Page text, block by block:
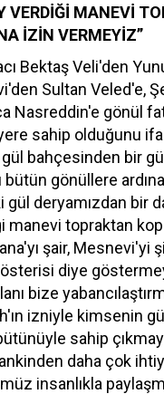
VERDİĞİ MANEVİ
İZİN VERMEYİZ”
Bektaş Veli'den
Sultan Veled'e,
Nasreddin'e gönül
sahip olduğunu
bahçesinden bir
bütün gönüllere
deryamızdan bir
manevi topraktan
şair, Mesnevi'yi
diye
bize
izniyle kimsenin
sahip
daha çok
insanlıkla